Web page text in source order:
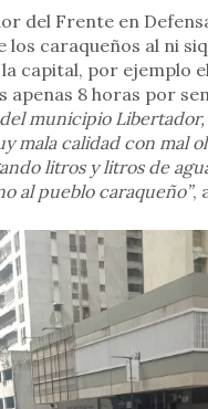
del Frente en
caraqueños al ni
capital, por ejemplo
apenas 8 horas por
municipio
mala calidad con mal
litros y litros de
al pueblo caraqueño”,